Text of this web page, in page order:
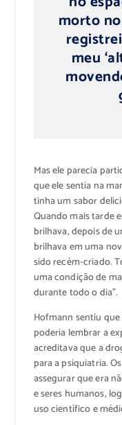
morto
meu
Mas ele parecia
que ele sentia na
tinha um sabor
Quando mais tarde
brilhava, depois de
brilhava em uma
sido recém-criado.
uma condição de
durante todo o dia”.
Hofmann sentiu
poderia lembrar a
acreditava que a
para a psiquiatria.
assegurar que era
e seres humanos,
uso científico e